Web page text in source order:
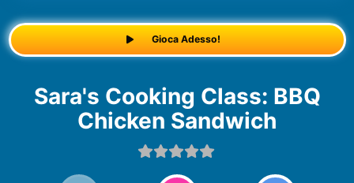
Gioca Adesso!
Sara's Cooking Class: BBQ
Chicken Sandwich